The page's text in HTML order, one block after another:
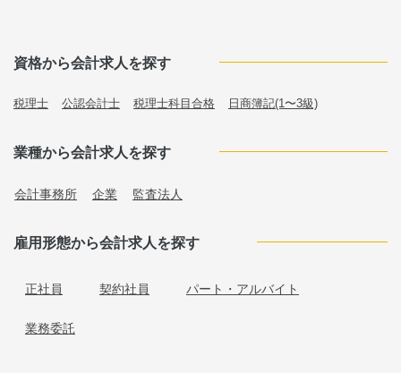
資格から会計求人を探す
税理士 公認会計士 税理士科目合格 日商簿記(1〜3級)
業種から会計求人を探す
会計事務所 企業 監査法人
雇用形態から会計求人を探す
正社員 契約社員 パート・アルバイト
業務委託